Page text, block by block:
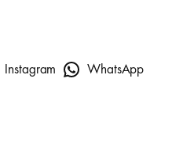
Instagram WhatsApp